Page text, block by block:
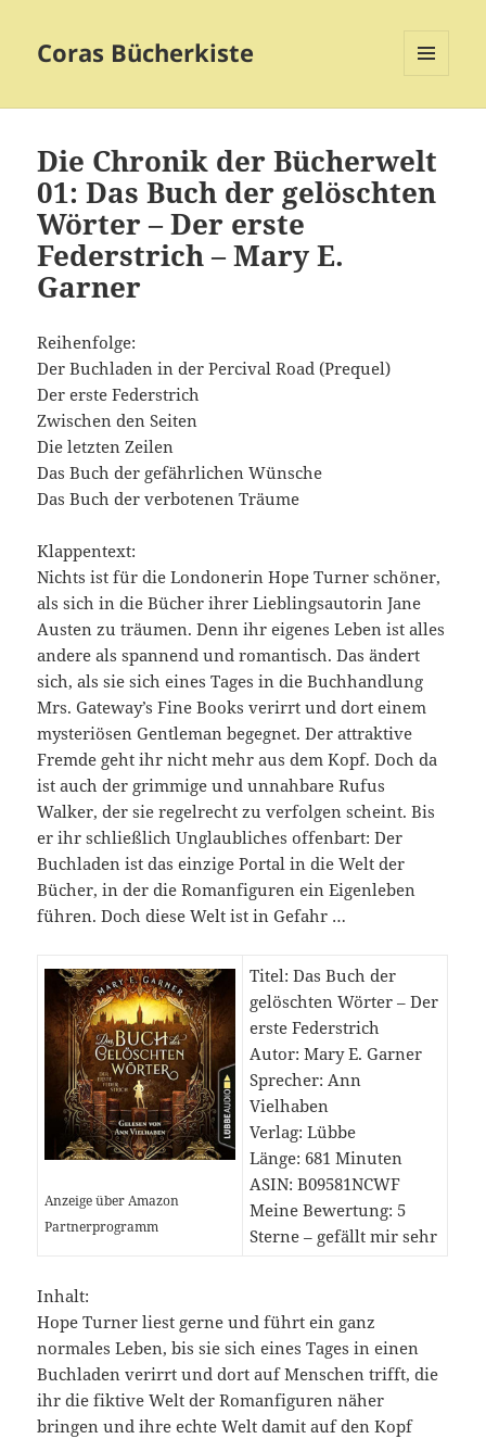
Coras Bücherkiste
Die Chronik der Bücherwelt
01: Das Buch der gelöschten
Wörter – Der erste
Federstrich – Mary E.
Garner
Reihenfolge:
Der Buchladen in der Percival Road (Prequel)
Der erste Federstrich
Zwischen den Seiten
Die letzten Zeilen
Das Buch der gefährlichen Wünsche
Das Buch der verbotenen Träume
Klappentext:
Nichts ist für die Londonerin Hope Turner schöner,
als sich in die Bücher ihrer Lieblingsautorin Jane
Austen zu träumen. Denn ihr eigenes Leben ist alles
andere als spannend und romantisch. Das ändert
sich, als sie sich eines Tages in die Buchhandlung
Mrs. Gateway’s Fine Books verirrt und dort einem
mysteriösen Gentleman begegnet. Der attraktive
Fremde geht ihr nicht mehr aus dem Kopf. Doch da
ist auch der grimmige und unnahbare Rufus
Walker, der sie regelrecht zu verfolgen scheint. Bis
er ihr schließlich Unglaubliches offenbart: Der
Buchladen ist das einzige Portal in die Welt der
Bücher, in der die Romanfiguren ein Eigenleben
führen. Doch diese Welt ist in Gefahr …
Anzeige über Amazon
Partnerprogramm
Titel: Das Buch der
gelöschten Wörter – Der
erste Federstrich
Autor: Mary E. Garner
Sprecher: Ann
Vielhaben
Verlag: Lübbe
Länge: 681 Minuten
ASIN: B09581NCWF
Meine Bewertung: 5
Sterne – gefällt mir sehr
Inhalt:
Hope Turner liest gerne und führt ein ganz
normales Leben, bis sie sich eines Tages in einen
Buchladen verirrt und dort auf Menschen trifft, die
ihr die fiktive Welt der Romanfiguren näher
bringen und ihre echte Welt damit auf den Kopf